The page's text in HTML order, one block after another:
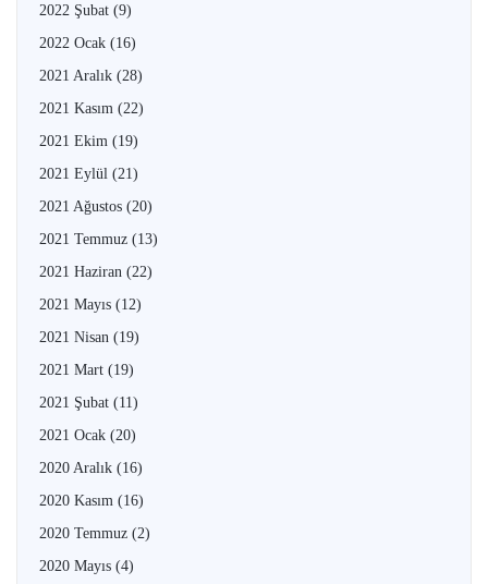
2022 Şubat (9)
2022 Ocak (16)
2021 Aralık (28)
2021 Kasım (22)
2021 Ekim (19)
2021 Eylül (21)
2021 Ağustos (20)
2021 Temmuz (13)
2021 Haziran (22)
2021 Mayıs (12)
2021 Nisan (19)
2021 Mart (19)
2021 Şubat (11)
2021 Ocak (20)
2020 Aralık (16)
2020 Kasım (16)
2020 Temmuz (2)
2020 Mayıs (4)